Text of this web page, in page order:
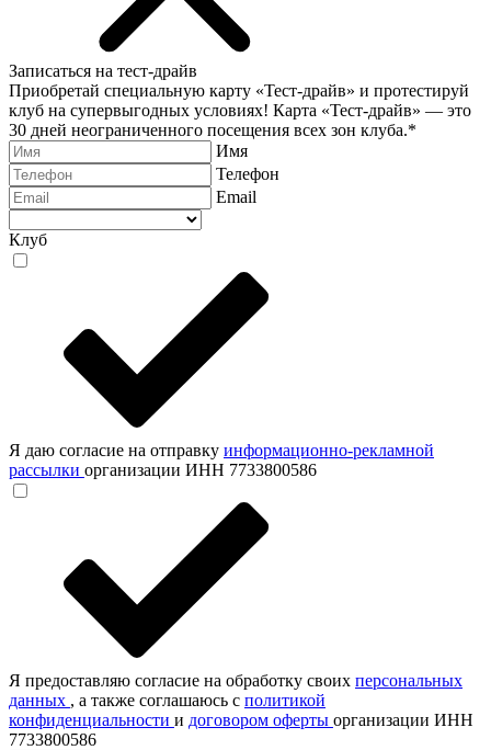
Записаться на тест-драйв
Приобретай специальную карту «Тест-драйв» и протестируй
клуб на супервыгодных условиях! Карта «Тест-драйв» — это
30 дней неограниченного посещения всех зон клуба.*
Имя
Телефон
Email
Клуб
Я даю согласие на отправку информационно-рекламной
рассылки организации ИНН 7733800586
Я предоставляю согласие на обработку своих персональных
данных , а также соглашаюсь с политикой
конфиденциальности и договором оферты организации ИНН
7733800586